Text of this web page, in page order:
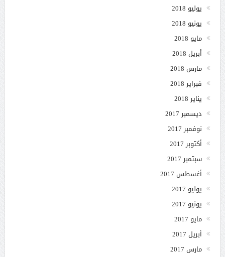
يوليو 2018
يونيو 2018
مايو 2018
أبريل 2018
مارس 2018
فبراير 2018
يناير 2018
ديسمبر 2017
نوفمبر 2017
أكتوبر 2017
سبتمبر 2017
أغسطس 2017
يوليو 2017
يونيو 2017
مايو 2017
أبريل 2017
مارس 2017